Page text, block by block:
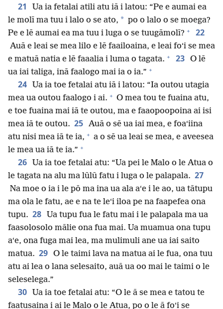
21
Ua ia fetalai atili atu iā i latou: “Pe e aumai ea
le molī ma tuu i lalo o se ato, * po o lalo o se moega?
Pe e lē aumai ea ma tuu i luga o se tuugāmolī? + 22
Auā e leai se mea lilo e lē faailoaina, e leai foʻi se mea
e matuā natia e lē faaalia i luma o tagata. + 23 O lē
ua iai taliga, inā faalogo mai ia o ia.” +
24
Ua ia toe fetalai atu iā i latou: “Ia outou utagia
mea ua outou faalogo i ai. + O mea tou te fuaina atu,
e toe fuaina mai iā te outou, ma e faaopoopoina ai isi
mea iā te outou. 25 Auā o sē ua iai mea, e foaʻiina
atu nisi mea iā te ia, + a o sē ua leai se mea, e aveesea
le mea ua iā te ia.” +
26
Ua ia toe fetalai atu: “Ua pei le Malo o le Atua o
le tagata na alu ma lūlū fatu i luga o le palapala. 27
Na moe o ia i le pō ma ina ua ala aʻe i le ao, ua tātupu
ma ola le fatu, ae e na te leʻi iloa pe na faapefea ona
tupu. 28
Ua tupu fua le fatu mai i le palapala ma ua
faasolosolo mālie ona fua mai. Ua muamua ona tupu
aʻe, ona fuga mai lea, ma mulimuli ane ua iai saito
matua. 29 O le taimi lava na matua ai le fua, ona tuu
atu ai lea o lana selesaito, auā ua oo mai le taimi o le
seleselega.”
30
Ua ia toe fetalai atu: “O le ā se mea e tatou te
faatusaina i ai le Malo o le Atua, po o le ā foʻi se